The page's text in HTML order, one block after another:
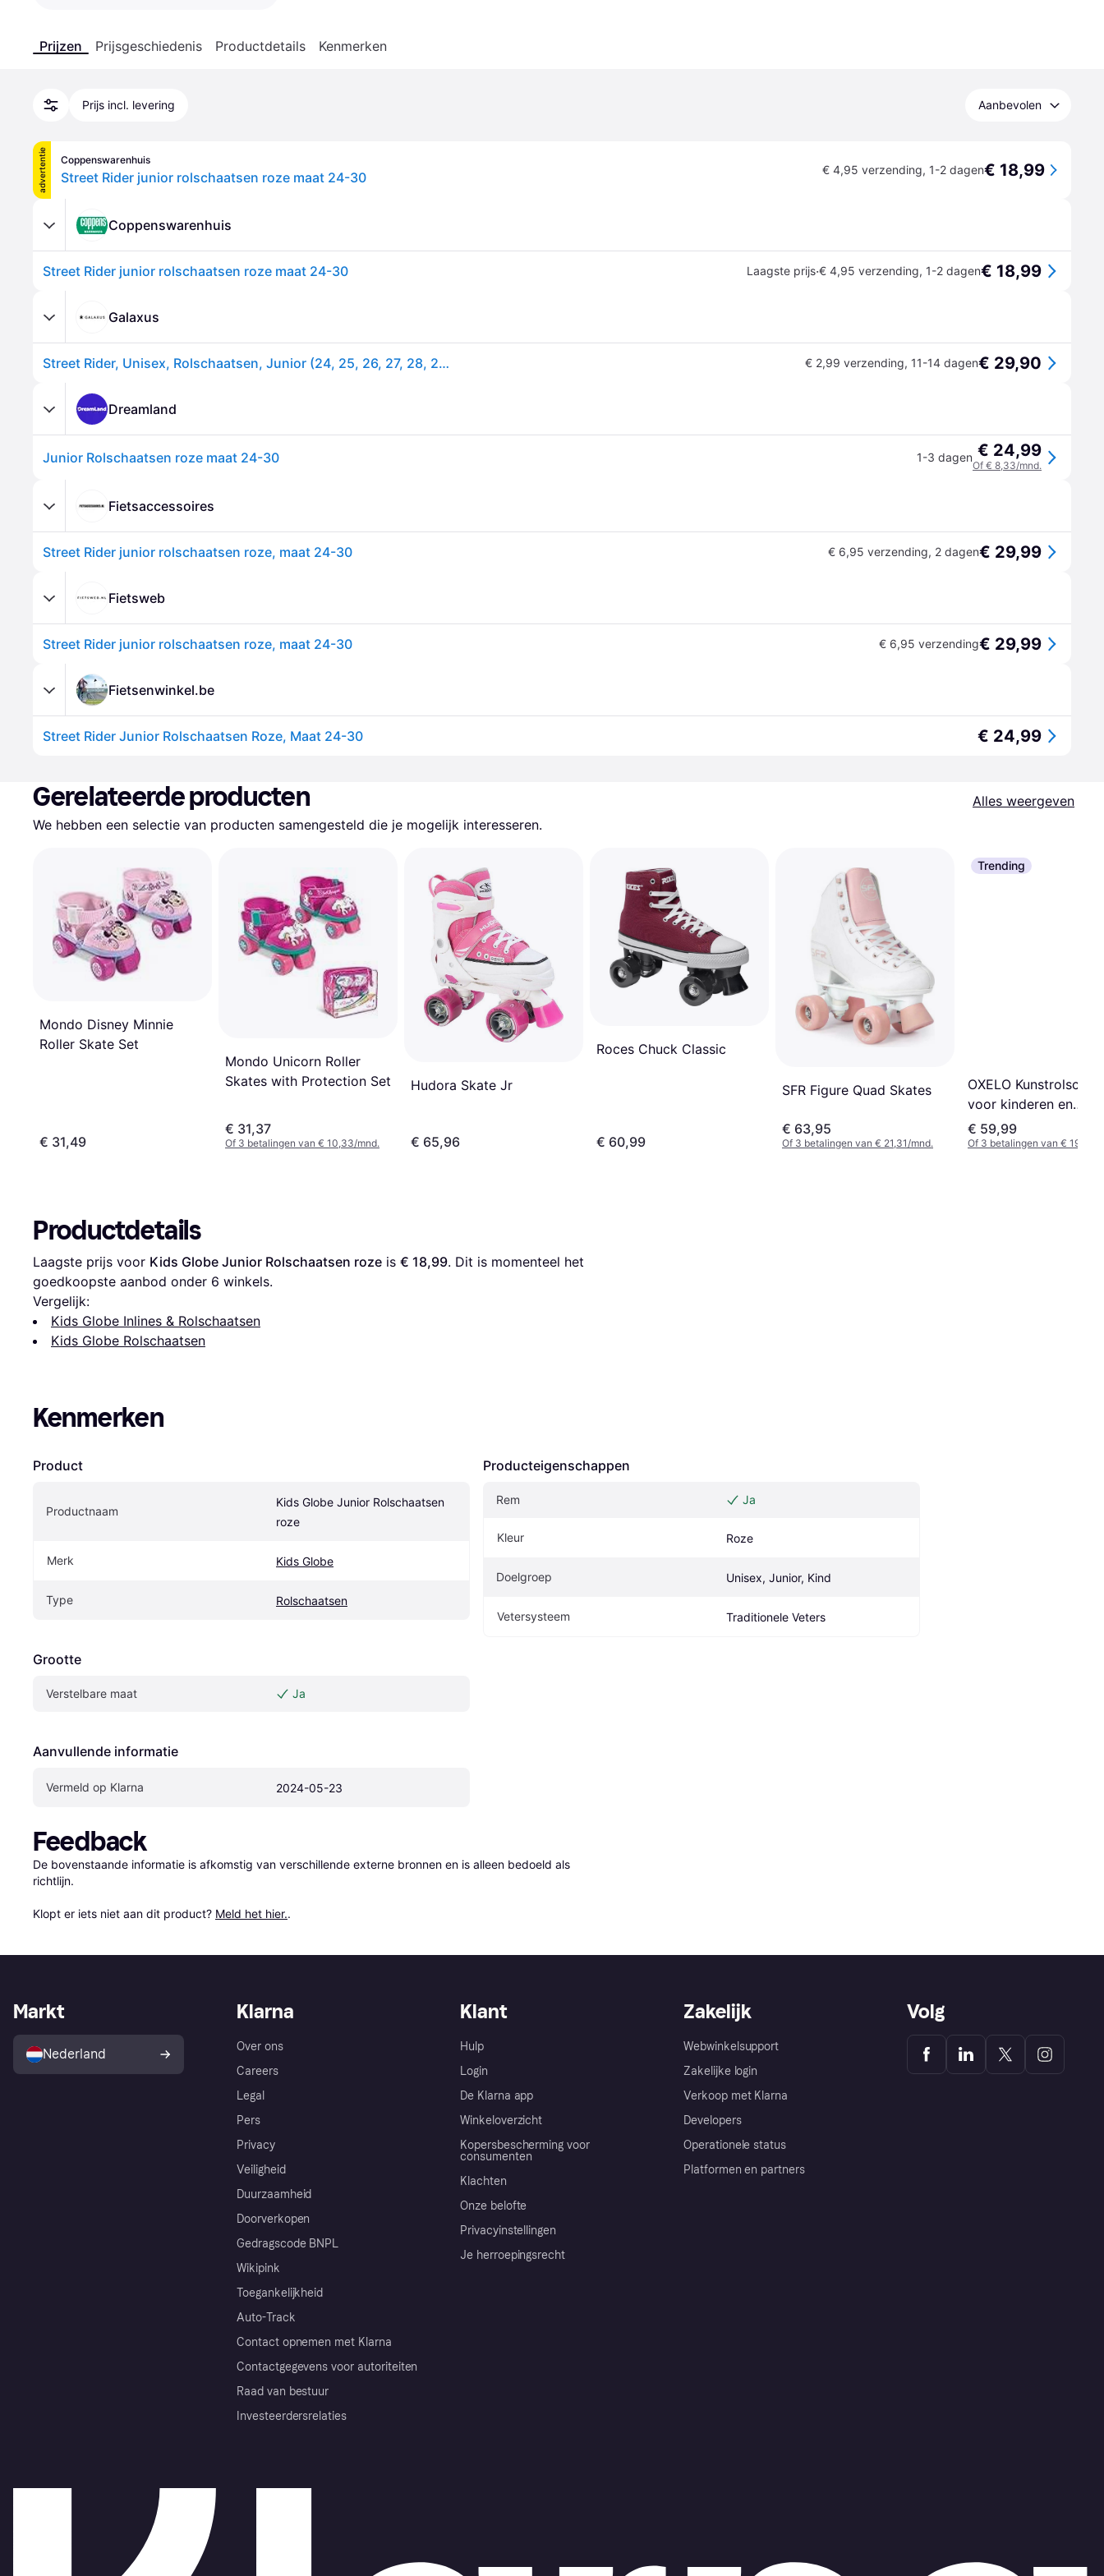
Prijzen Prijsgeschiedenis Productdetails Kenmerken
Prijs incl. levering Aanbevolen
advertentie Coppenswarenhuis
Street Rider junior rolschaatsen roze maat 24-30 € 4,95 verzending, 1-2 dagen€ 18,99
Coppenswarenhuis
Street Rider junior rolschaatsen roze maat 24-30 Laagste prijs·€ 4,95 verzending, 1-2 dagen€ 18,99
Galaxus
Street Rider, Unisex, Rolschaatsen, Junior (24, 25, 26, 27, 28, 29, 30), Roze € 2,99 verzending, 11-14 dagen€ 29,90
Dreamland
Junior Rolschaatsen roze maat 24-30 1-3 dagen € 24,99
Of € 8,33/mnd.
Fietsaccessoires
Street Rider junior rolschaatsen roze, maat 24-30 € 6,95 verzending, 2 dagen€ 29,99
Fietsweb
Street Rider junior rolschaatsen roze, maat 24-30 € 6,95 verzending€ 29,99
Fietsenwinkel.be
Street Rider Junior Rolschaatsen Roze, Maat 24-30 € 24,99
Gerelateerde producten
Alles weergeven
We hebben een selectie van producten samengesteld die je mogelijk interesseren.
Mondo Disney Minnie
Roller Skate Set
€ 31,49
Mondo Unicorn Roller
Skates with Protection Set
€ 31,37
Of 3 betalingen van € 10,33/mnd.
Hudora Skate Jr
€ 65,96
Roces Chuck Classic
€ 60,99
SFR Figure Quad Skates
€ 63,95
Of 3 betalingen van € 21,31/mnd.
Trending
OXELO
voor kinderen en
volwassenen quad
€ 59,99
Of 3 betalingen van € 19,99/
Productdetails
Laagste prijs voor Kids Globe Junior Rolschaatsen roze is € 18,99. Dit is momenteel het
goedkoopste aanbod onder 6 winkels.
Vergelijk:
Kids Globe Inlines & Rolschaatsen
Kids Globe Rolschaatsen
Kenmerken
Product
Productnaam
Kids Globe Junior Rolschaatsen
roze
Merk Kids Globe
Type Rolschaatsen
Grootte
Verstelbare maat Ja
Aanvullende informatie
Vermeld op Klarna 2024-05-23
Producteigenschappen
Rem Ja
Kleur Roze
Doelgroep Unisex, Junior, Kind
Vetersysteem Traditionele Veters
Feedback
De bovenstaande informatie is afkomstig van verschillende externe bronnen en is alleen bedoeld als
richtlijn.
Klopt er iets niet aan dit product? Meld het hier..
Klarna
Over ons
Careers
Legal
Pers
Privacy
Veiligheid
Duurzaamheid
Doorverkopen
Gedragscode BNPL
Wikipink
Toegankelijkheid
Auto-Track
Contact opnemen met Klarna
Contactgegevens voor autoriteiten
Raad van bestuur
Investeerdersrelaties
Klant
Hulp
Login
De Klarna app
Winkeloverzicht
Kopersbescherming voor
consumenten
Klachten
Onze belofte
Privacyinstellingen
Je herroepingsrecht
Zakelijk
Webwinkelsupport
Zakelijke login
Verkoop met Klarna
Developers
Operationele status
Platformen en partners
Markt
Nederland
Volg